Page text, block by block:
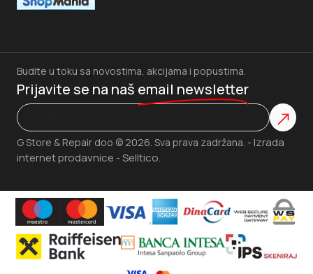
G Store & Repair doo © 2026. Sva prava zadržana. - Izrada
internet prodavnice - Selltico.
Budite u toku sa novostima, akcijama i popustima.
Prijavite se na naš email newsletter